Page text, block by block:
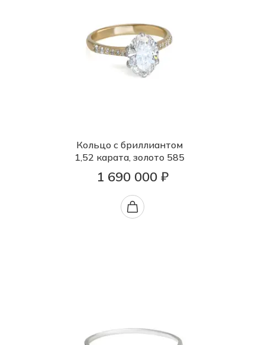
Кольцо с бриллиантом
1,52 карата, золото 585
1 690 000 ₽